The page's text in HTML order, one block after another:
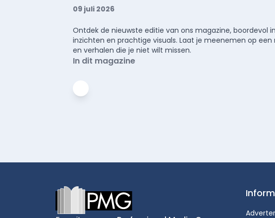
09 juli 2026
Ontdek de nieuwste editie van ons magazine, boordevol
inzichten en prachtige visuals. Laat je meenemen op
en verhalen die je niet wilt missen.
In dit magazine